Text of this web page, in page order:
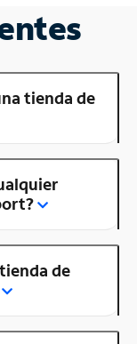
tienda de
de